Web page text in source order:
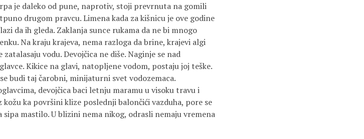
je daleko od pune, naprotiv, stoji prevrnuta na gomili
drugom pravcu. Limena kada za kišnicu je ove godi­ne
da ih gleda. Zaklanja sunce rukama da ne bi mnogo
Na kraju krajeva, nema razloga da brine, krajevi algi
vodu. Devojčica ne diše. Naginje se nad
Kikice na glavi, natopljene vodom, postaju joj teške.
budi taj čarobni, minijaturni svet vodozemaca.
devojčica baci letnju maramu u visoku travu i
ka površini klize poslednji balončići vazduha, pore se
mastilo. U blizini nema nikog, odrasli nemaju vre­mena